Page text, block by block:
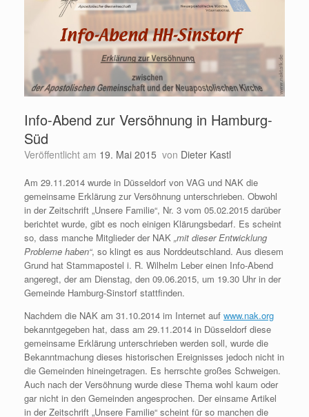
Info-Abend zur Versöhnung in Hamburg-
Süd
Veröffentlicht am 19. Mai 2015 von Dieter Kastl
Am 29.11.2014 wurde in Düsseldorf von VAG und NAK die
gemeinsame Erklärung zur Versöhnung unterschrieben. Obwohl
in der Zeitschrift „Unsere Familie“, Nr. 3 vom 05.02.2015 darüber
berichtet wurde, gibt es noch einigen Klärungsbedarf. Es scheint
so, dass manche Mitglieder der NAK „mit dieser Entwicklung
Probleme haben“, so klingt es aus Norddeutschland. Aus diesem
Grund hat Stammapostel i. R. Wilhelm Leber einen Info-Abend
angeregt, der am Dienstag, den 09.06.2015, um 19.30 Uhr in der
Gemeinde Hamburg-Sinstorf stattfinden.
Nachdem die NAK am 31.10.2014 im Internet auf www.nak.org
bekanntgegeben hat, dass am 29.11.2014 in Düsseldorf diese
gemeinsame Erklärung unterschrieben werden soll, wurde die
Bekanntmachung dieses historischen Ereignisses jedoch nicht in
die Gemeinden hineingetragen. Es herrschte großes Schweigen.
Auch nach der Versöhnung wurde diese Thema wohl kaum oder
gar nicht in den Gemeinden angesprochen. Der einsame Artikel
in der Zeitschrift „Unsere Familie“ scheint für so manchen die